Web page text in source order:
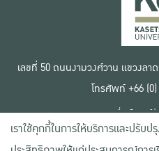
เลขที่ 50 ถนนงามวงศ์วาน แขวงลา
โทรศัพท์ +66
เงื่อนไขการใ
ข้อตกลงด้าน
นโยบายควา
เราใช้คุกกี้ในการให้บริการและปรับ